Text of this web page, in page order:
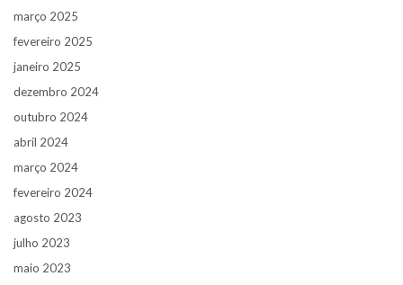
março 2025
fevereiro 2025
janeiro 2025
dezembro 2024
outubro 2024
abril 2024
março 2024
fevereiro 2024
agosto 2023
julho 2023
maio 2023